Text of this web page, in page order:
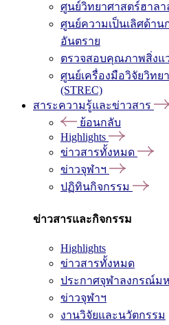
ศูนย์วิทยาศาสตร์ฮาลา
ศูนย์ความเป็นเลิศด้าน
อันตราย
ตรวจสอบคุณภาพสิ่งแ
ศูนย์เครื่องมือวิจัยวิทย
(STREC)
สาระความรู้และข่าวสาร
ย้อนกลับ
Highlights
ข่าวสารทั้งหมด
ข่าวจุฬาฯ
ปฏิทินกิจกรรม
ข่าวสารและกิจกรรม
Highlights
ข่าวสารทั้งหมด
ประกาศจุฬาลงกรณ์ม
ข่าวจุฬาฯ
งานวิจัยและนวัตกรรม